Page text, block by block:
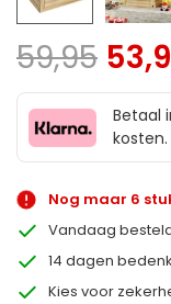
59,95
Betaal
kosten.
Nog maar 6
Vandaag
14 dagen
Kies voor